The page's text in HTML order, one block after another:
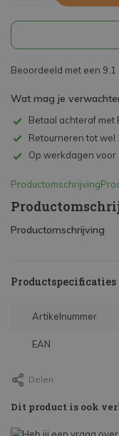
Beoordeeld met een
Wat mag je
Betaal achteraf met
Retourneren tot wel
Op werkdagen
Productomschrijving
Productomschrijving
Productspecificaties
Artikelnummer
EAN
Delen
Dit product is ook